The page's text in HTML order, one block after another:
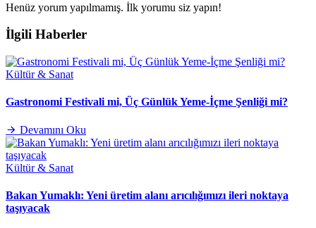
Henüz yorum yapılmamış. İlk yorumu siz yapın!
İlgili Haberler
Kültür & Sanat
Gastronomi Festivali mi, Üç Günlük Yeme-İçme Şenliği mi?
Devamını Oku
Kültür & Sanat
Bakan Yumaklı: Yeni üretim alanı arıcılığımızı ileri noktaya
taşıyacak